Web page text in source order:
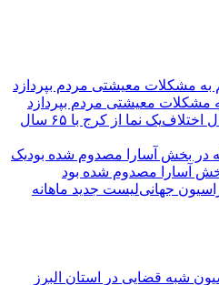
معیشتی مردم بپردازد
یک نما از کرج با ۶۵ سال
یک
آسارا مصدوم شده بود
لیست جدید ماهانه